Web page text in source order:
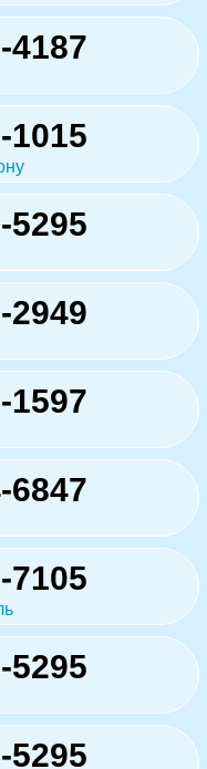
4187
1015
5295
2949
1597
6847
7105
5295
5295